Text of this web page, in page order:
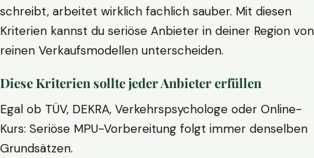
schreibt, arbeitet wirklich fachlich sauber. Mit diesen
Kriterien kannst du seriöse Anbieter in deiner Region von
reinen Verkaufsmodellen unterscheiden.
Diese Kriterien sollte jeder Anbieter erfüllen
Egal ob TÜV, DEKRA, Verkehrspsychologe oder Online-
Kurs: Seriöse MPU-Vorbereitung folgt immer denselben
Grundsätzen.